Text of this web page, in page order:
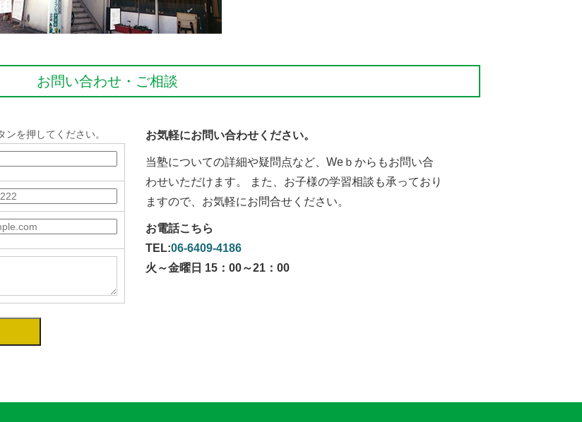
お問い合わせ・ご相談
を押してください。
お気軽にお問い合わせください。
当塾についての詳細や疑問点など、Weｂからもお問い合
わせいただけます。 また、お子様の学習相談も承っており
ますので、お気軽にお問合せください。
お電話こちら
TEL:06-6409-4186
火～金曜日 15：00～21：00